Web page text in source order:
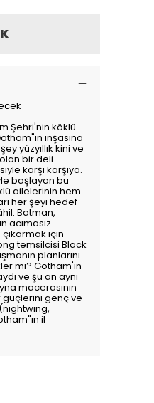
Şehri'nin köklü
inşasına
yüzyıllık kini ve
bir deli
karşı karşıya.
başlayan bu
ailelerinin hem
her şeyi hedef
Batman,
acımasız
için
temsilcisi Black
planlarını
mi? Gotham'ın
ve şu an aynı
macerasının
güçlerini genç ve
il